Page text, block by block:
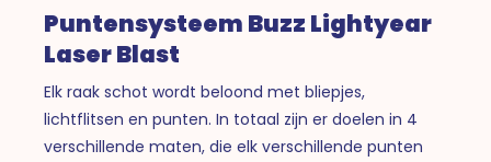
Puntensysteem Buzz Lightyear
Laser Blast
Elk raak schot wordt beloond met bliepjes,
lichtflitsen en punten. In totaal zijn er doelen in 4
verschillende maten, die elk verschillende punten